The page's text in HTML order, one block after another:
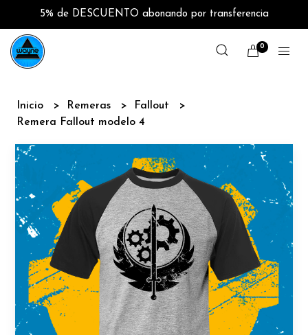
5% de DESCUENTO abonando por transferencia
0
Inicio Remeras
Fallout
Remera Fallout modelo 4